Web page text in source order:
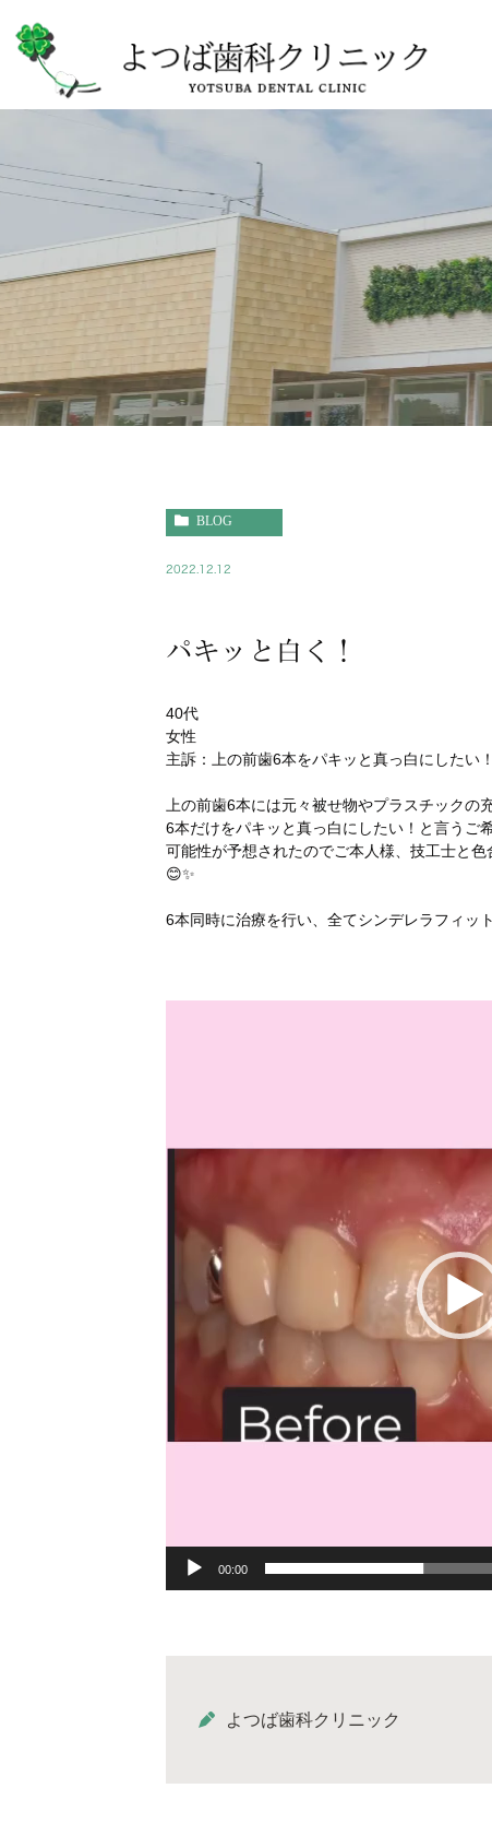
BLOG
2022.12.12
パキッと白く！
40代
女性
主訴：上の前歯6本をパキッと真っ白にしたい！
上の前歯6本には元々被せ物やプラスチックの
6本だけをパキッと真っ白にしたい！と言うご
可能性が予想されたのでご本人様、技工士と
😊✨
6本同時に治療を行い、全てシンデレラフィッ
00:00
よつば歯科クリニック